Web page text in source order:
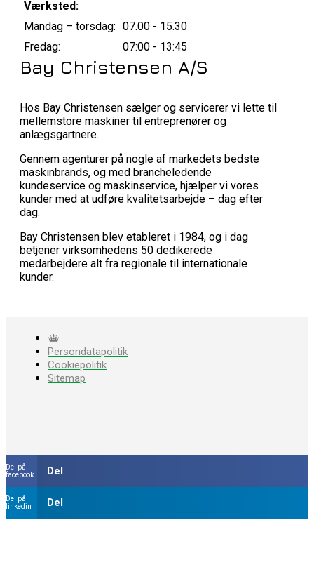
Værksted:
Mandag – torsdag: 07.00 - 15.30
Fredag:
07:00 - 13:45
Bay Christensen A/S
Hos Bay Christensen sælger og servicerer vi lette til
mellemstore maskiner til entreprenører og
anlægsgartnere.
Gennem agenturer på nogle af markedets bedste
maskinbrands, og med brancheledende
kundeservice og maskinservice, hjælper vi vores
kunder med at udføre kvalitetsarbejde – dag efter
dag.
Bay Christensen blev etableret i 1984, og i dag
betjener virksomhedens 50 dedikerede
medarbejdere alt fra regionale til internationale
kunder.
Persondatapolitik
Cookiepolitik
Sitemap
Del på
facebook
Del
Del på
linkedin
Del